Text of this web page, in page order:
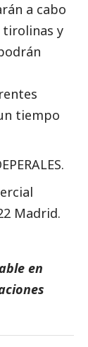
a cabo
tirolinas y
tiempo
.
Madrid.
en